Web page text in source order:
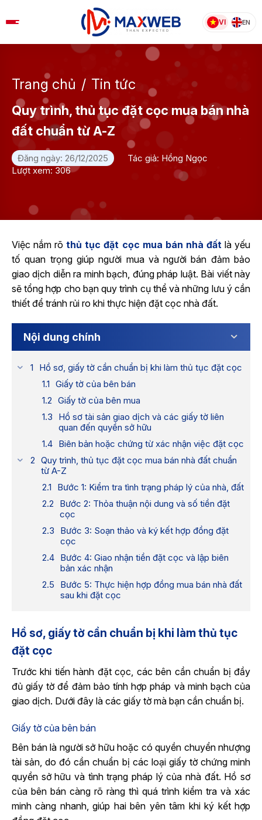
to
VI EN
Trang chủ / Tin tức
Quy trình, thủ tục đặt cọc mua bán nhà
đất chuẩn từ A-Z
Đăng ngày: 26/12/2025
Tác giả: Hồng Ngọc
Lượt xem: 306
Việc nắm rõthủ tục đặt cọc mua bán nhà đấtlà yếu
tố quan trọng giúp người mua và người bán đảm bảo
giao dịch diễn ra minh bạch, đúng pháp luật. Bài viết này
sẽ tổng hợp cho bạn quy trình cụ thể và những lưu ý cần
thiết để tránh rủi ro khi thực hiện đặt cọc nhà đất.
Nội dung chính
Hồ sơ, giấy tờ cần chuẩn bị khi làm thủ tục đặt cọc
Giấy tờ của bên bán
Giấy tờ của bên mua
Hồ sơ tài sản giao dịch và các giấy tờ liên
quan đến quyền sở hữu
Biên bản hoặc chứng từ xác nhận việc đặt cọc
Quy trình, thủ tục đặt cọc mua bán nhà đất chuẩn
từ A-Z
Bước 1: Kiểm tra tình trạng pháp lý của nhà, đất
Bước 2: Thỏa thuận nội dung và số tiền đặt
cọc
Bước 3: Soạn thảo và ký kết hợp đồng đặt
cọc
Bước 4: Giao nhận tiền đặt cọc và lập biên
bản xác nhận
Bước 5: Thực hiện hợp đồng mua bán nhà đất
sau khi đặt cọc
Hồ sơ, giấy tờ cần chuẩn bị khi làm thủ tục
đặt cọc
Trước khi tiến hành đặt cọc, các bên cần chuẩn bị đầy
đủ giấy tờ để đảm bảo tính hợp pháp và minh bạch của
giao dịch. Dưới đây là các giấy tờ mà bạn cần chuẩn bị.
Giấy tờ của bên bán
Bên bán là người sở hữu hoặc có quyền chuyển nhượng
tài sản, do đó cần chuẩn bị các loại giấy tờ chứng minh
quyền sở hữu và tình trạng pháp lý của nhà đất. Hồ sơ
của bên bán càng rõ ràng thì quá trình kiểm tra và xác
minh càng nhanh, giúp hai bên yên tâm khi ký kết hợp